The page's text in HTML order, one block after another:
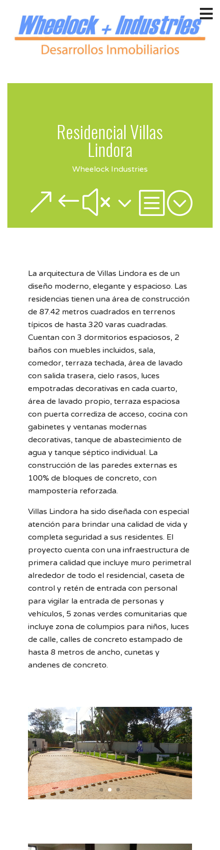
Residencial Villas
Lindora
Wheelock Industries
&#x3b;
La arquitectura de Villas Lindora es de un
diseño moderno, elegante y espacioso. Las
residencias tienen una área de construcción
de 87.42 metros cuadrados en terrenos
típicos de hasta 320 varas cuadradas.
Cuentan con 3 dormitorios espaciosos, 2
baños con muebles incluidos, sala,
comedor, terraza techada, área de lavado
con salida trasera, cielo rasos, luces
empotradas decorativas en cada cuarto,
área de lavado propio, terraza espaciosa
con puerta corrediza de acceso, cocina con
gabinetes y ventanas modernas
decorativas, tanque de abastecimiento de
agua y tanque séptico individual. La
construcción de las paredes externas es
100% de bloques de concreto, con
mampostería reforzada.
Villas Lindora ha sido diseñada con especial
atención para brindar una calidad de vida y
completa seguridad a sus residentes. El
proyecto cuenta con una infraestructura de
primera calidad que incluye muro perimetral
alrededor de todo el residencial, caseta de
control y retén de entrada con personal
para vigilar la entrada de personas y
vehículos, 5 zonas verdes comunitarias que
incluye zona de columpios para niños, luces
de calle, calles de concreto estampado de
hasta 8 metros de ancho, cunetas y
andenes de concreto.